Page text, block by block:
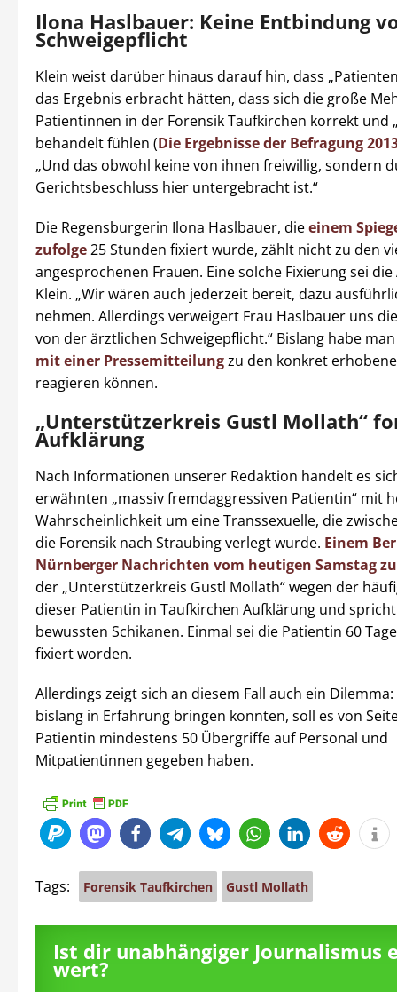
Ilona Haslbauer: Keine Entbindung
Schweigepflicht
Klein weist darüber hinaus darauf hin, dass
das Ergebnis erbracht hätten, dass sich die große
Patientinnen in der Forensik Taufkirchen korrekt und
behandelt fühlen (Die Ergebnisse der Befragung
„Und das obwohl keine von ihnen freiwillig, sondern
Gerichtsbeschluss hier untergebracht ist.“
Die Regensburgerin Ilona Haslbauer, dieeinem
zufolge25 Stunden fixiert wurde, zählt nicht zu den
angesprochenen Frauen. Eine solche Fixierung sei
Klein. „Wir wären auch jederzeit bereit, dazu
nehmen. Allerdings verweigert Frau Haslbauer uns
von der ärztlichen Schweigepflicht.“ Bislang habe
mit einer Pressemitteilungzu den konkret
reagieren können.
„Unterstützerkreis Gustl Mollath“
Aufklärung
Nach Informationen unserer Redaktion handelt es
erwähnten „massiv fremdaggressiven Patientin“ mit
Wahrscheinlichkeit um eine Transsexuelle, die
die Forensik nach Straubing verlegt wurde. Einem
Nürnberger Nachrichten vom heutigen Samstag
der „Unterstützerkreis Gustl Mollath“ wegen der
dieser Patientin in Taufkirchen Aufklärung und
bewussten Schikanen. Einmal sei die Patientin 60
fixiert worden.
Allerdings zeigt sich an diesem Fall auch ein
bislang in Erfahrung bringen konnten, soll es von
Patientin mindestens 50 Übergriffe auf Personal und
Mitpatientinnen gegeben haben.
Tags: Forensik Taufkirchen Gustl Mollath
Ist dir unabhängiger Journalismus
wert?